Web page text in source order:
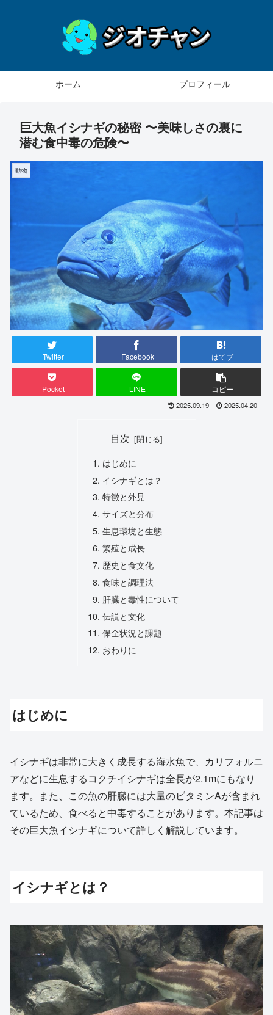
ホーム プロフィール
巨大魚イシナギの秘密 〜美味しさの裏に
潜む食中毒の危険〜
動物
Twitter Facebook はてブ
Pocket LINE コピー
2025.09.19 2025.04.20
目次
はじめに
イシナギとは？
特徴と外見
サイズと分布
生息環境と生態
繁殖と成長
歴史と食文化
食味と調理法
肝臓と毒性について
伝説と文化
保全状況と課題
おわりに
はじめに
イシナギは非常に大きく成長する海水魚で、カリフォルニ
アなどに生息するコクチイシナギは全長が2.1mにもなり
ます。また、この魚の肝臓には大量のビタミンAが含まれ
ているため、食べると中毒することがあります。本記事は
その巨大魚イシナギについて詳しく解説しています。
イシナギとは？